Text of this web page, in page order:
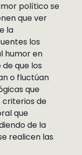
político se
que ver
la
los
humor en
que los
o fluctúan
que
de
que
de la
realicen las